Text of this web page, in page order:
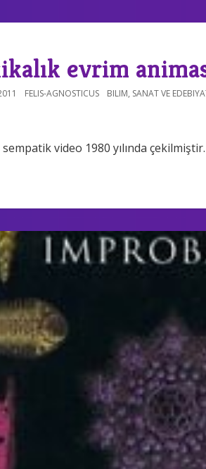
evrim
FELIS-AGNOSTICUS BILIM, SANAT VE
sempatik video 1980 yılında